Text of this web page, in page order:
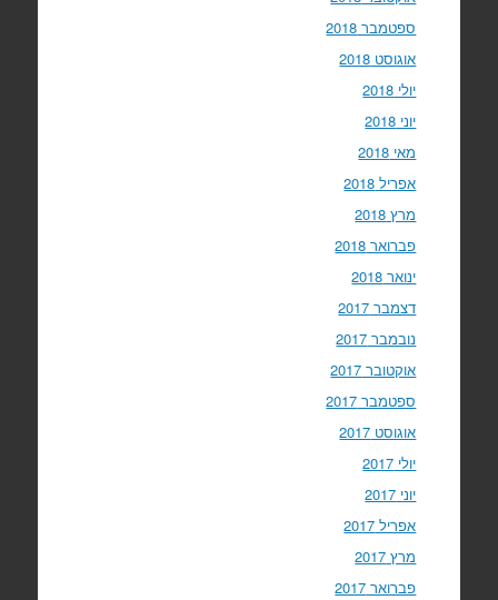
ספטמבר 2018
אוגוסט 2018
יולי 2018
יוני 2018
מאי 2018
אפריל 2018
מרץ 2018
פברואר 2018
ינואר 2018
דצמבר 2017
נובמבר 2017
אוקטובר 2017
ספטמבר 2017
אוגוסט 2017
יולי 2017
יוני 2017
אפריל 2017
מרץ 2017
פברואר 2017